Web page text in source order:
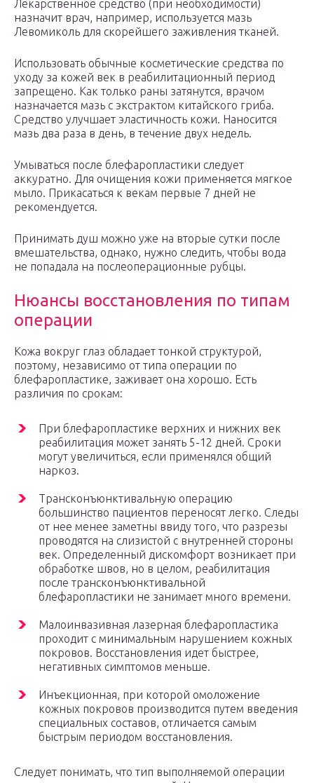
Лекарственное средство (при необходимости)
назначит врач, например, используется мазь
Левомиколь для скорейшего заживления тканей.
Использовать обычные косметические средства по
уходу за кожей век в реабилитационный период
запрещено. Как только раны затянутся, врачом
назначается мазь с экстрактом китайского гриба.
Средство улучшает эластичность кожи. Наносится
мазь два раза в день, в течение двух недель.
Умываться после блефаропластики следует
аккуратно. Для очищения кожи применяется мягкое
мыло. Прикасаться к векам первые 7 дней не
рекомендуется.
Принимать душ можно уже на вторые сутки после
вмешательства, однако, нужно следить, чтобы вода
не попадала на послеоперационные рубцы.
Нюансы восстановления по типам
операции
Кожа вокруг глаз обладает тонкой структурой,
поэтому, независимо от типа операции по
блефаропластике, заживает она хорошо. Есть
различия по срокам:
При блефаропластике верхних и нижних век
реабилитация может занять 5-12 дней. Сроки
могут увеличиться, если применялся общий
наркоз.
Трансконъюнктивальную операцию
большинство пациентов переносят легко. Следы
от нее менее заметны ввиду того, что разрезы
проводятся на слизистой с внутренней стороны
век. Определенный дискомфорт возникает при
обработке швов, но в целом, реабилитация
после трансконъюнктивальной
блефаропластики не занимает много времени.
Малоинвазивная лазерная блефаропластика
проходит с минимальным нарушением кожных
покровов. Восстановления идет быстрее,
негативных симптомов меньше.
Инъекционная, при которой омоложение
кожных покровов производится путем введения
специальных составов, отличается самым
быстрым периодом восстановления.
Следует понимать, что тип выполняемой операции